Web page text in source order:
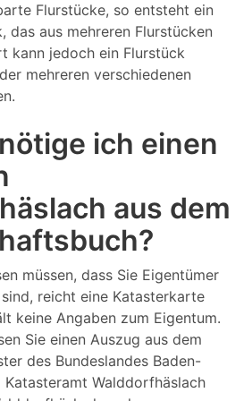
Flurstücke, so entsteht ein
das aus mehreren Flurstücken
kann jedoch ein Flurstück
mehreren verschiedenen
ich einen
aus dem
müssen, dass Sie Eigentümer
reicht eine Katasterkarte
keine Angaben zum Eigentum.
Sie einen Auszug aus dem
des Bundeslandes Baden-
Walddorfhäslach